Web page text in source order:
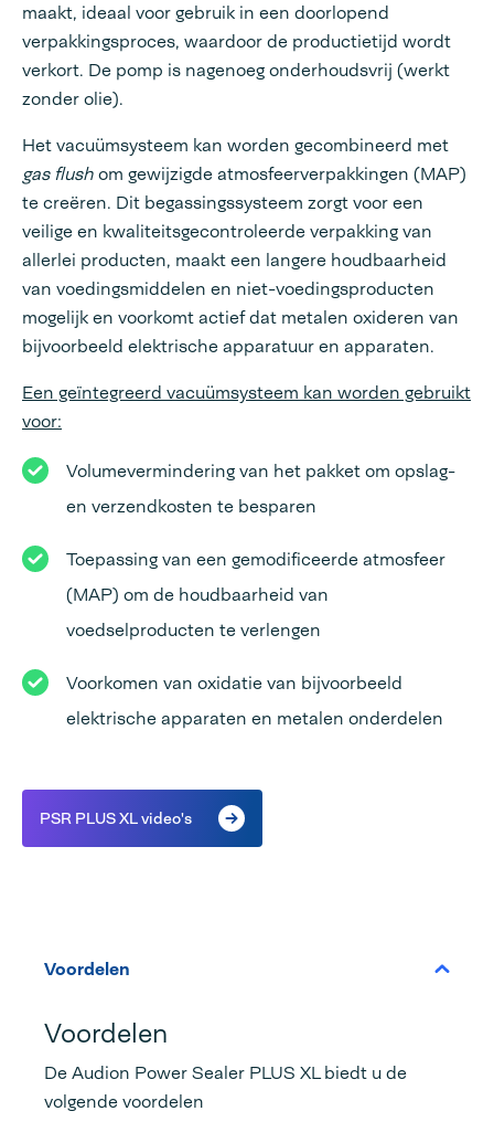
maakt, ideaal voor gebruik in een doorlopend
verpakkingsproces, waardoor de productietijd wordt
verkort. De pomp is nagenoeg onderhoudsvrij (werkt
zonder olie).
Het vacuümsysteem kan worden gecombineerd met
gas flushom gewijzigde atmosfeerverpakkingen (MAP)
te creëren. Dit begassingssysteem zorgt voor een
veilige en kwaliteitsgecontroleerde verpakking van
allerlei producten, maakt een langere houdbaarheid
van voedingsmiddelen en niet-voedingsproducten
mogelijk en voorkomt actief dat metalen oxideren van
bijvoorbeeld elektrische apparatuur en apparaten.
Een geïntegreerd vacuümsysteem kan worden gebruikt
voor:
Volumevermindering van het pakket om opslag-
en verzendkosten te besparen
Toepassing van een gemodificeerde atmosfeer
(MAP) om de houdbaarheid van
voedselproducten te verlengen
Voorkomen van oxidatie van bijvoorbeeld
elektrische apparaten en metalen onderdelen
PSR PLUS XL video's
Voordelen
Voordelen
De Audion Power Sealer PLUS XL biedt u de
volgende voordelen